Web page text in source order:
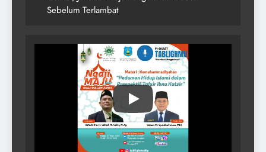
Sebelum Terlambat